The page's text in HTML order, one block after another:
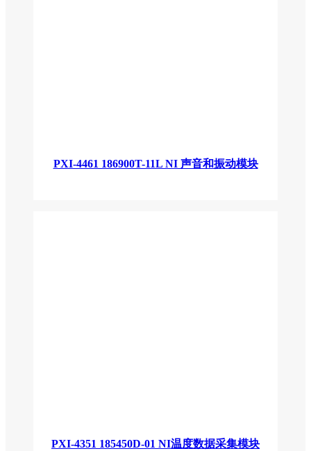
PXI-4461 186900T-11L NI 声音和振动模块
PXI-4351 185450D-01 NI温度数据采集模块